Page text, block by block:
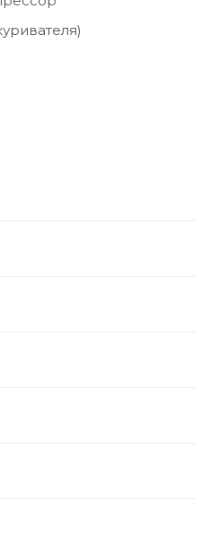
заданного
экран для
и остановка
авто, мотоциклов,